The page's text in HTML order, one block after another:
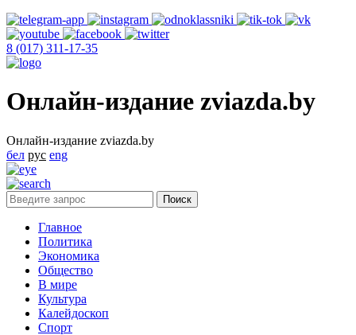
8 (017) 311-17-35
Онлайн-издание zviazda.by
Онлайн-издание zviazda.by
бел рус eng
Главное
Политика
Экономика
Общество
В мире
Культура
Калейдоскоп
Спорт